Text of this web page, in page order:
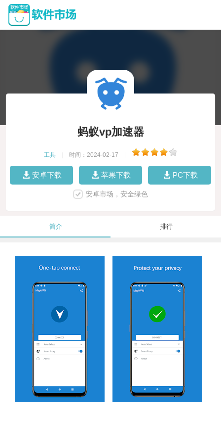
蚂蚁vp加速器
工具 时间：2024-02-17
安卓下载 苹果下载 PC下载
安卓市场，安全绿色
简介 排行